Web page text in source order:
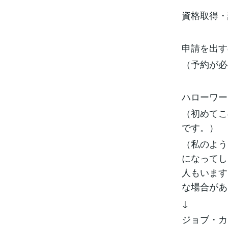
資格取得
申請を出
（予約が
ハローワ
（初めて
です。）
（私のよ
になって
人もいま
な場合が
↓
ジョブ・